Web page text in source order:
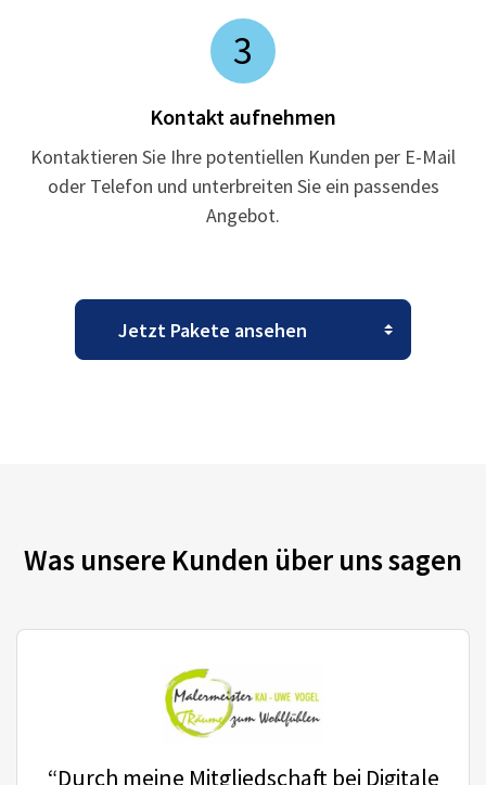
3
Kontakt aufnehmen
Kontaktieren Sie Ihre potentiellen Kunden per E-Mail
oder Telefon und unterbreiten Sie ein passendes
Angebot.
Was unsere Kunden über uns sagen
“Durch meine Mitgliedschaft bei Digitale